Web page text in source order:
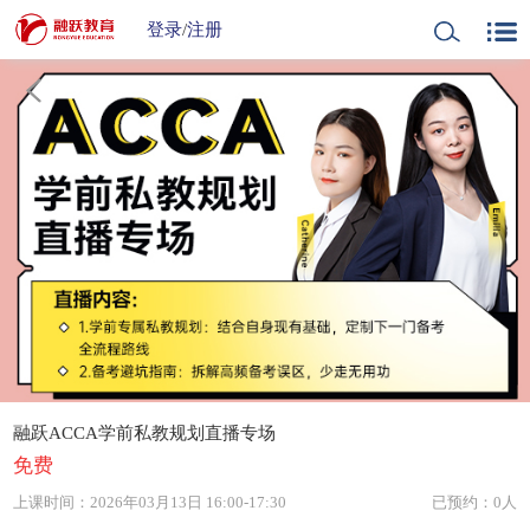
登录/注册
融跃ACCA学前私教规划直播专场
免费
上课时间：2026年03月13日 16:00-17:30 已预约：0人